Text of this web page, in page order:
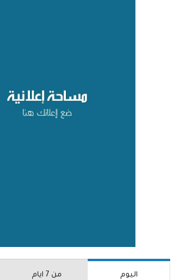
اليوم من 7 ايام